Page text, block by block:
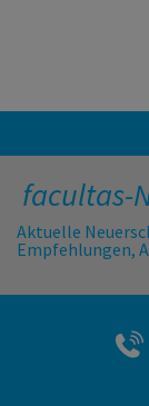
facultas-
Aktuelle
Empfehlungen,